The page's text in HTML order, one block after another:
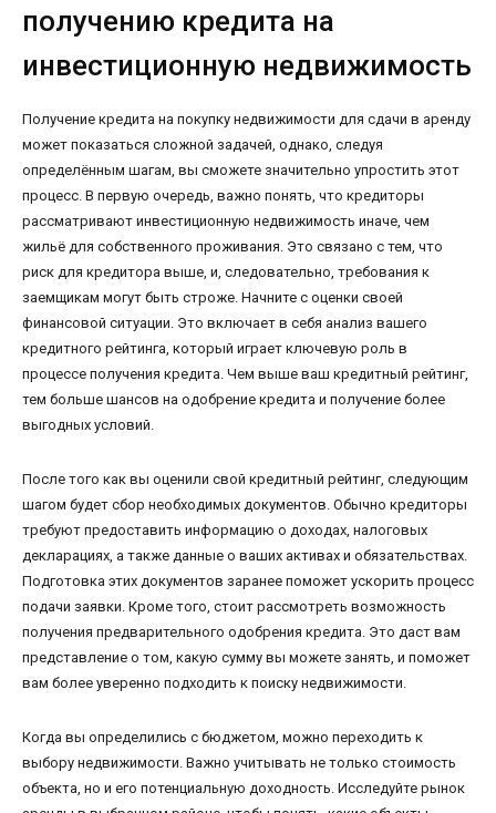
получению кредита на
инвестиционную недвижимость
Получение кредита на покупку недвижимости для сдачи в аренду
может показаться сложной задачей, однако, следуя
определённым шагам, вы сможете значительно упростить этот
процесс. В первую очередь, важно понять, что кредиторы
рассматривают инвестиционную недвижимость иначе, чем
жильё для собственного проживания. Это связано с тем, что
риск для кредитора выше, и, следовательно, требования к
заемщикам могут быть строже. Начните с оценки своей
финансовой ситуации. Это включает в себя анализ вашего
кредитного рейтинга, который играет ключевую роль в
процессе получения кредита. Чем выше ваш кредитный рейтинг,
тем больше шансов на одобрение кредита и получение более
выгодных условий.
После того как вы оценили свой кредитный рейтинг, следующим
шагом будет сбор необходимых документов. Обычно кредиторы
требуют предоставить информацию о доходах, налоговых
декларациях, а также данные о ваших активах и обязательствах.
Подготовка этих документов заранее поможет ускорить процесс
подачи заявки. Кроме того, стоит рассмотреть возможность
получения предварительного одобрения кредита. Это даст вам
представление о том, какую сумму вы можете занять, и поможет
вам более уверенно подходить к поиску недвижимости.
Когда вы определились с бюджетом, можно переходить к
выбору недвижимости. Важно учитывать не только стоимость
объекта, но и его потенциальную доходность. Исследуйте рынок